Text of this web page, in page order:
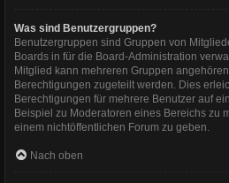
Was sind Benutzergruppen?
Benutzergruppen sind Gruppen von
Boards in für die Board-Administration
Mitglied kann mehreren Gruppen
Berechtigungen zugeteilt werden. Dies
Berechtigungen für mehrere Benutzer auf
Beispiel zu Moderatoren eines Bereichs zu
einem nichtöffentlichen Forum zu geben.
Nach oben